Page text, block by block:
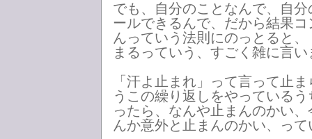
でも、自分のことなんで、自
ールできるんで、だから結果
んっていう法則にのっとると
まるっていう、すごく雑に言
「汗よ止まれ」って言って止
うこの繰り返しをやっている
ったら、なんや止まんのかい
んか意外と止まんのかい、って